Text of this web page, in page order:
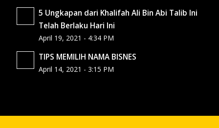
5 Ungkapan dari Khalifah Ali Bin Abi Talib Ini
Telah Berlaku Hari Ini
April 19, 2021 - 4:34 PM
TIPS MEMILIH NAMA BISNES
April 14, 2021 - 3:15 PM